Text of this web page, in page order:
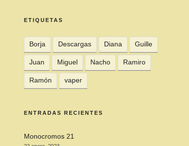
ETIQUETAS
Borja Descargas Diana Guille
Juan Miguel Nacho Ramiro
Ramón vaper
ENTRADAS RECIENTES
Monocromos 21